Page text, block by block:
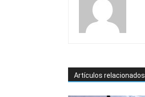
Artículos relacionados